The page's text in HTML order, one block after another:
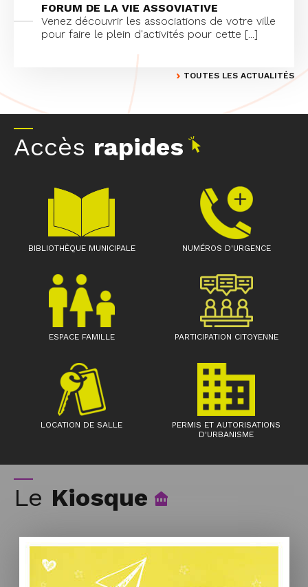
FORUM DE LA VIE ASSOVIATIVE
Venez découvrir les associations de votre ville
pour faire le plein d'activités pour cette [...]
TOUTES LES ACTUALITÉS
Accès rapides
BIBLIOTHÈQUE MUNICIPALE NUMÉROS D'URGENCE
ESPACE FAMILLE PARTICIPATION CITOYENNE
LOCATION DE SALLE
PERMIS ET AUTORISATIONS
D'URBANISME
Le Kiosque